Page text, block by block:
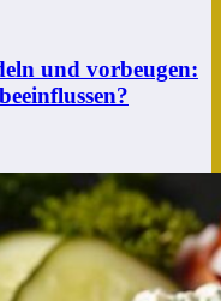
und vorbeugen: